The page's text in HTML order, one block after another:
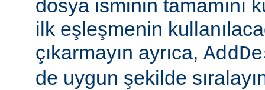
dosya isminin tamamını
ilk eşleşmenin
çıkarmayın ayrıca,
de uygun şekilde